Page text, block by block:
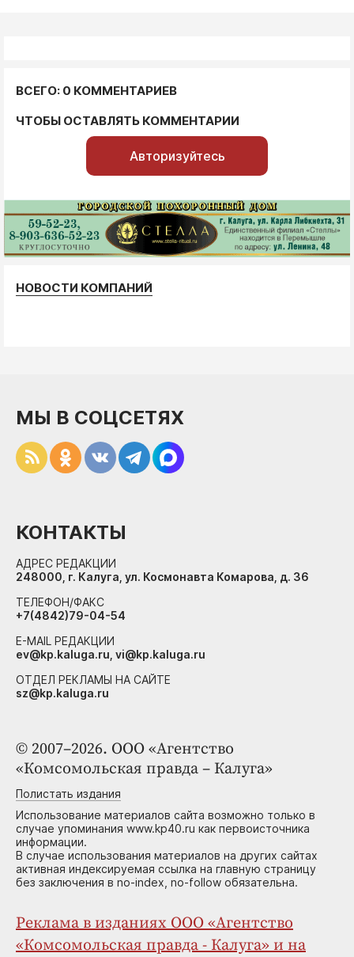
ВСЕГО: 0 КОММЕНТАРИЕВ
ЧТОБЫ ОСТАВЛЯТЬ КОММЕНТАРИИ
Авторизуйтесь
НОВОСТИ КОМПАНИЙ
© 2007–2026. ООО «Агентство
«Комсомольская правда – Калуга»
Полистать издания
Использование материалов сайта возможно только в
случае упоминания www.kp40.ru как первоисточника
информации.
В случае использования материалов на других сайтах
активная индексируемая ссылка на главную страницу
без заключения в no-index, no-follow обязательна.
Реклама в изданиях ООО «Агентство
«Комсомольская правда - Калуга» и на
МЫ В СОЦСЕТЯХ
КОНТАКТЫ
АДРЕС РЕДАКЦИИ
248000, г. Калуга, ул. Космонавта Комарова, д. 36
ТЕЛЕФОН/ФАКС
+7(4842)79-04-54
E-MAIL РЕДАКЦИИ
ev@kp.kaluga.ru, vi@kp.kaluga.ru
ОТДЕЛ РЕКЛАМЫ НА САЙТЕ
sz@kp.kaluga.ru